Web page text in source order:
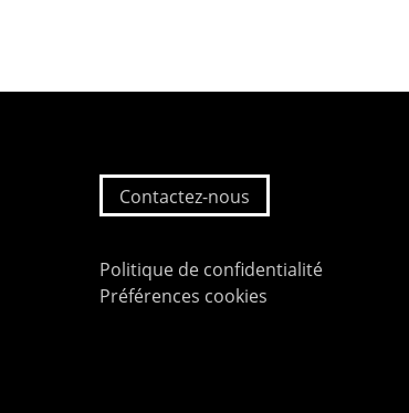
Contactez-nous
Politique de confidentialité
Préférences cookies